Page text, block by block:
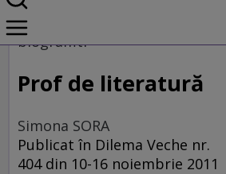
Home
La zi în cultură
Carte
biograffiti
Prof de literatură
Simona SORA
Publicat în Dilema Veche nr.
404 din 10-16 noiembrie 2011